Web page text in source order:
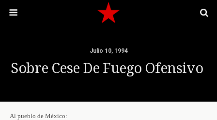
Julio 10, 1994
Sobre Cese De Fuego Ofensivo
Al pueblo de México: